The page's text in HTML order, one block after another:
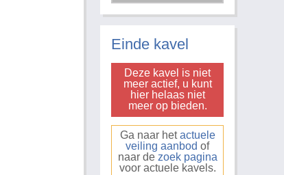
Einde kavel
Deze kavel is niet
meer actief, u kunt
hier helaas niet
meer op bieden.
Ga naar hetactuele
veiling aanbod of
naar de zoek pagina
voor actuele kavels.